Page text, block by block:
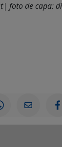
foto de capa: